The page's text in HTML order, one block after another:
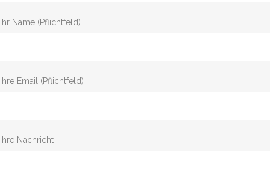
Ihr Name (Pflichtfeld)
Ihre Email (Pflichtfeld)
Ihre Nachricht